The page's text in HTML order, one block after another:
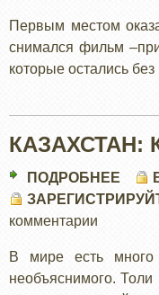
Первым местом
снимался фильм
которые остались
КАЗАХСТАН:
ПОДРОБНЕЕ
комментарии
В мире есть много
необъяснимого.